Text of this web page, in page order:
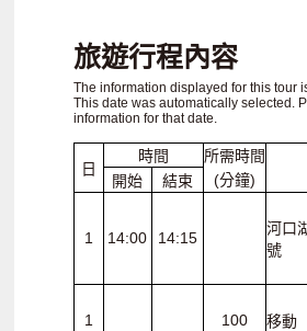
旅遊行程內容
The information displayed for this tour
This date was automatically selected.
information for that date.
日
時間
所需時間
開始
結束 (分鐘)
1 14:00 14:15
河口
號
1 100 移動